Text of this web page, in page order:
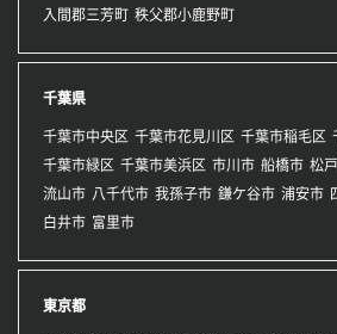
入間郡三芳町 秩父郡小鹿野町
千葉県
千葉市中央区 千葉市花見川区 千葉市稲毛区
千葉市緑区 千葉市美浜区 市川市 船橋市 松
流山市 八千代市 我孫子市 鎌ケ谷市 浦安市
白井市 富里市
東京都